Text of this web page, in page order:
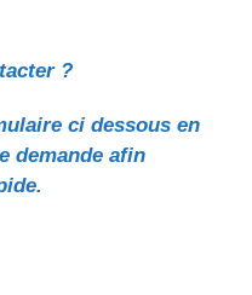
?
ci dessous en
demande afin